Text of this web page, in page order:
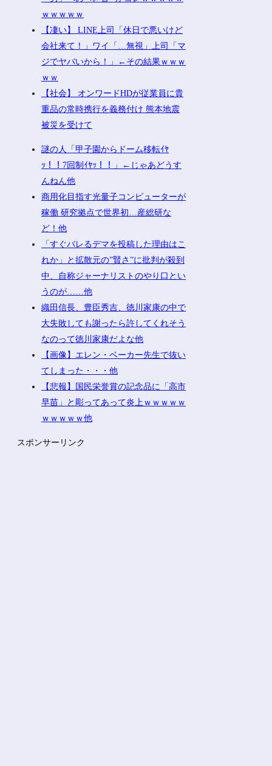
ｗｗｗｗｗ
【凄い】 LINE上司「休日で悪いけど
会社来て！」ワイ「…無視」上司「マ
ジでヤバいから！」←その結果ｗｗｗ
ｗｗ
【社会】 オンワードHDが従業員に貴
重品の常時携行を義務付け 熊本地震
被災を受けて
謎の人「甲子園からドーム移転ｲﾔ
ｯ！！7回制ｲﾔｯ！！」←じゃあどうす
んねん他
商用化目指す光量子コンピューターが
稼働 研究拠点で世界初…産総研な
ど！他
「すぐバレるデマを投稿した理由はこ
れか」と拡散元の”賢さ”に批判が殺到
中、自称ジャーナリストのやり口とい
うのが……他
織田信長、豊臣秀吉、徳川家康の中で
大失敗しても謝ったら許してくれそう
なのって徳川家康だよな他
【画像】エレン・ベーカー先生で抜い
てしまった・・・他
【悲報】国民栄誉賞の記念品に「高市
早苗」と彫ってあって炎上ｗｗｗｗｗ
ｗｗｗｗｗ他
スポンサーリンク